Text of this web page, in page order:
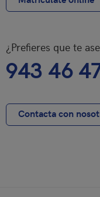
¿Prefieres que te
943 46